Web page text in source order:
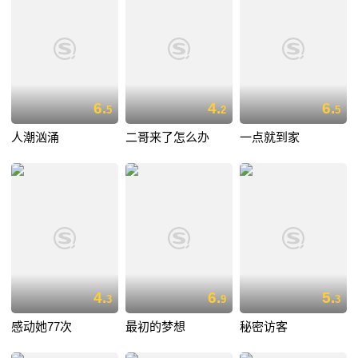
6.5
人潮汹涌
4.2
二哥来了怎么办
6.5
一点就到家
4.3
感动她77次
6.9
最初的梦想
5.3
秘密访客